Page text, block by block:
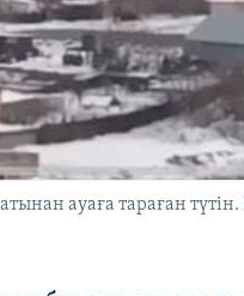
ауаға тараған